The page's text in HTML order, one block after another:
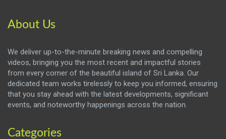
About Us
We deliver up-to-the-minute breaking news and compelling
videos, bringing you the most recent and impactful stories
from every corner of the beautiful island of Sri Lanka. Our
dedicated team works tirelessly to keep you informed, ensuring
that you stay ahead with the latest developments, significant
events, and noteworthy happenings across the nation.
Categories